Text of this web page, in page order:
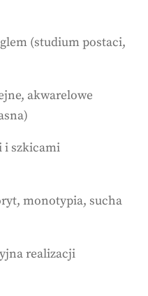
(studium postaci,
akwarelowe
i szkicami
monotypia, sucha
realizacji